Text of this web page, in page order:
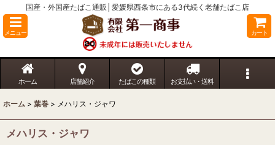
国産・外国産たばこ通販│愛媛県西条市にある3代続く老舗たばこ店
メニュー カート
ホーム 店舗紹介 たばこの種類 お支払い・送料
ホーム > 葉巻 > メハリス・ジャワ
メハリス・ジャワ